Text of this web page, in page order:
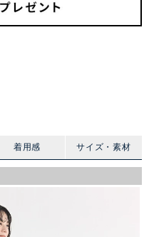
着用感 サイズ・素材